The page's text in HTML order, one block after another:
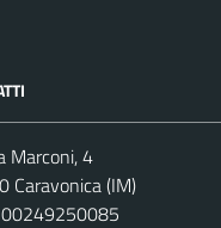
Marconi, 4
Caravonica (IM)
00249250085